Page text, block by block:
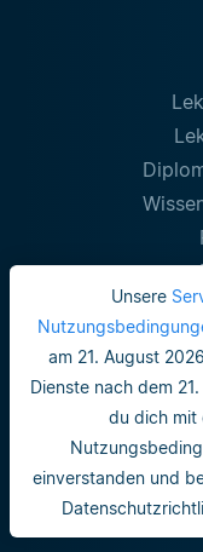
Unsere
am 21. August
Dienste nach dem
du dich mit
einverstanden und